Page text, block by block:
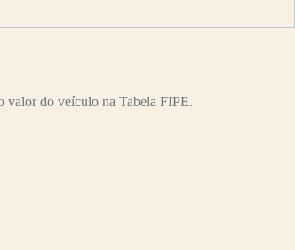
valor do veículo na Tabela FIPE.